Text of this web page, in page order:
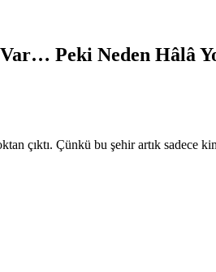
Var… Peki Neden Hâlâ
çıktı. Çünkü bu şehir artık